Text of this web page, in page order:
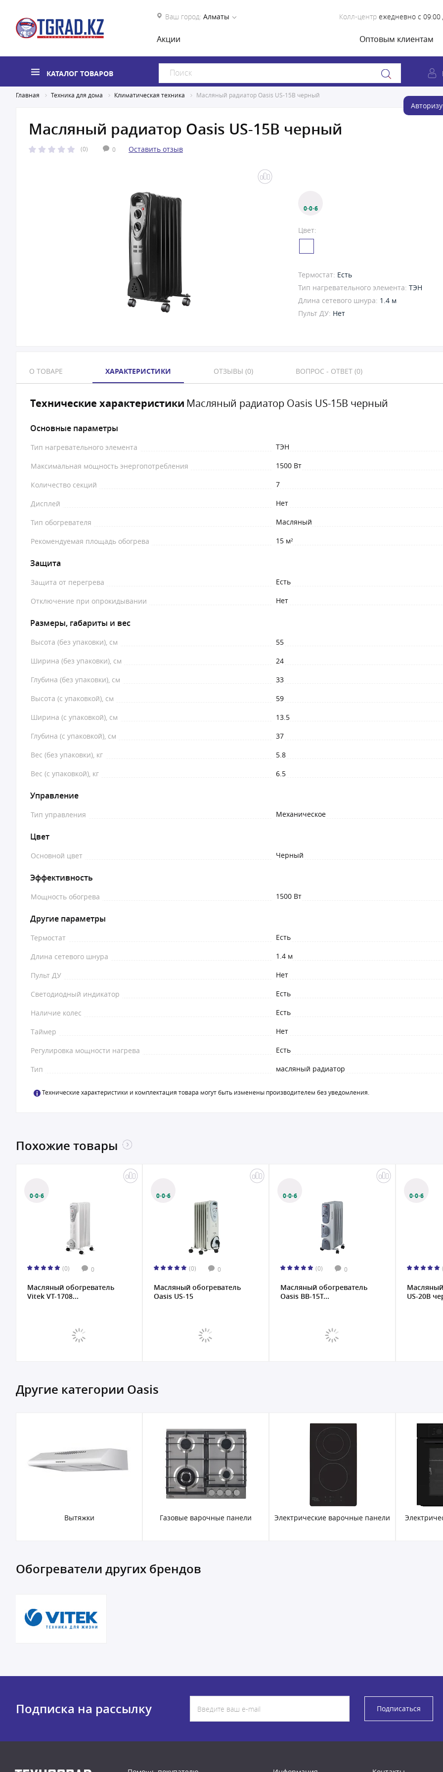
Ваш город: Алматы Колл-центр ежедневно с 09:00
Акции Оптовым клиентам
КАТАЛОГ ТОВАРОВ
Главная Техника для дома Климатическая техника Масляный радиатор Oasis US-15B черный
Масляный радиатор Oasis US-15B черный
(0) 0 Оставить отзыв
0·0·6
Цвет:
Термостат: Есть
Тип нагревательного элемента: ТЭН
Длина сетевого шнура: 1.4 м
Пульт ДУ: Нет
О ТОВАРЕ ХАРАКТЕРИСТИКИ ОТЗЫВЫ (0) ВОПРОС - ОТВЕТ (0)
Технические характеристики Масляный радиатор Oasis US-15B черный
Основные параметры
Тип нагревательного элемента ТЭН
Максимальная мощность энергопотребления 1500 Вт
Количество секций 7
Дисплей Нет
Тип обогревателя Масляный
Рекомендуемая площадь обогрева 15 м²
Защита
Защита от перегрева Есть
Отключение при опрокидывании Нет
Размеры, габариты и вес
Высота (без упаковки), см
55
Ширина (без упаковки), см
24
Глубина (без упаковки), см
33
Высота (с упаковкой), см
59
Ширина (с упаковкой), см
13.5
Глубина (с упаковкой), см
37
Вес (без упаковки), кг
5.8
Вес (с упаковкой), кг
6.5
Управление
Тип управления Механическое
Цвет
Основной цвет Черный
Эффективность
Мощность обогрева 1500 Вт
Другие параметры
Термостат Есть
Длина сетевого шнура 1.4 м
Пульт ДУ Нет
Светодиодный индикатор Есть
Наличие колес Есть
Таймер Нет
Регулировка мощности нагрева Есть
Тип масляный радиатор
Технические характеристики и комплектация товара могут быть изменены производителем без уведомления.
Похожие товары
0·0·6
(0) 0
Масляный обогреватель
Oasis US-15
0·0·6
(0) 0
Масляный обогреватель
Oasis BB-15T...
0·0·6
(0) 0
Масляный радиатор Oasis
US-20B черный...
0·0·6
Oasis US-
Другие категории Oasis
Газовые варочные панели Электрические варочные панели Электрические духовые шкафы
Обогреватели других брендов
Подписка на рассылку Подписаться